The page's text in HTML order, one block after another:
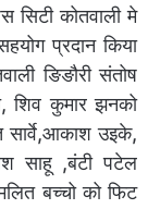
कोतवाली मे
प्रदान किया
ङिङौरी संतोष
शिव कुमार झनको
सार्वे,आकाश उइके,
साहू ,बंटी पटेल
बच्चो को फिट